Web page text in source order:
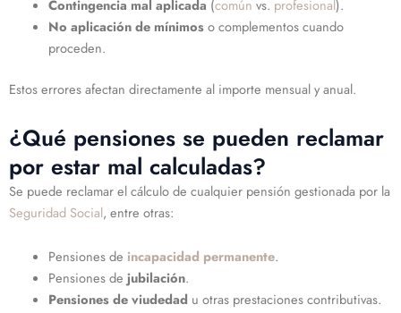
Contingencia mal aplicada (común vs. profesional).
No aplicación de mínimoso complementos cuando
proceden.
Estos errores afectan directamente al importe mensual y anual.
¿Qué pensiones se pueden reclamar
por estar mal calculadas?
Se puede reclamar el cálculo de cualquier pensión gestionada por la
Seguridad Social, entre otras:
Pensiones de incapacidad permanente.
Pensiones de jubilación.
Pensiones de viudedad u otras prestaciones contributivas.